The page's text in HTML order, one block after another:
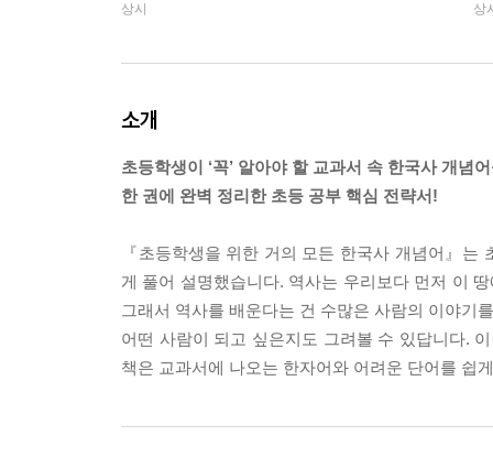
상시 상
소개
초등학생이 ‘꼭’ 알아야 할 교과서 속 한국사 개념
한 권에 완벽 정리한 초등 공부 핵심 전략서!
『초등학생을 위한 거의 모든 한국사 개념어』
게 풀어 설명했습니다. 역사는 우리보다 먼저 이
그래서 역사를 배운다는 건 수많은 사람의 이야기
어떤 사람이 되고 싶은지도 그려볼 수 있답니다.
책은 교과서에 나오는 한자어와 어려운 단어를 쉽